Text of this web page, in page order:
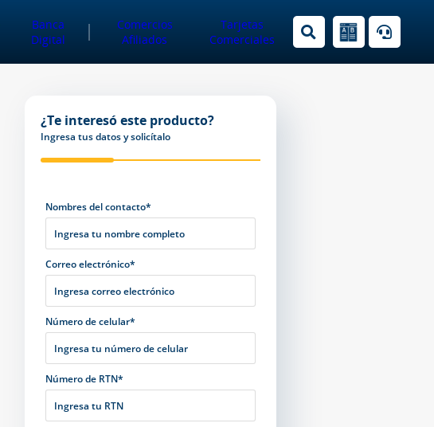
Banca
Digital
Comercios
Afiliados
Tarjetas
Comerciales
¿Te interesó este producto?
Ingresa tus datos y solicítalo
Nombres del contacto*
Correo electrónico*
Número de celular*
Número de RTN*